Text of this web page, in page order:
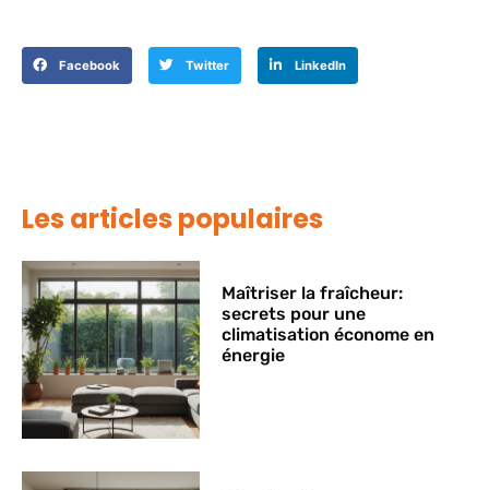
Facebook Twitter LinkedIn
Les articles populaires
Maîtriser la fraîcheur:
secrets pour une
climatisation économe en
énergie